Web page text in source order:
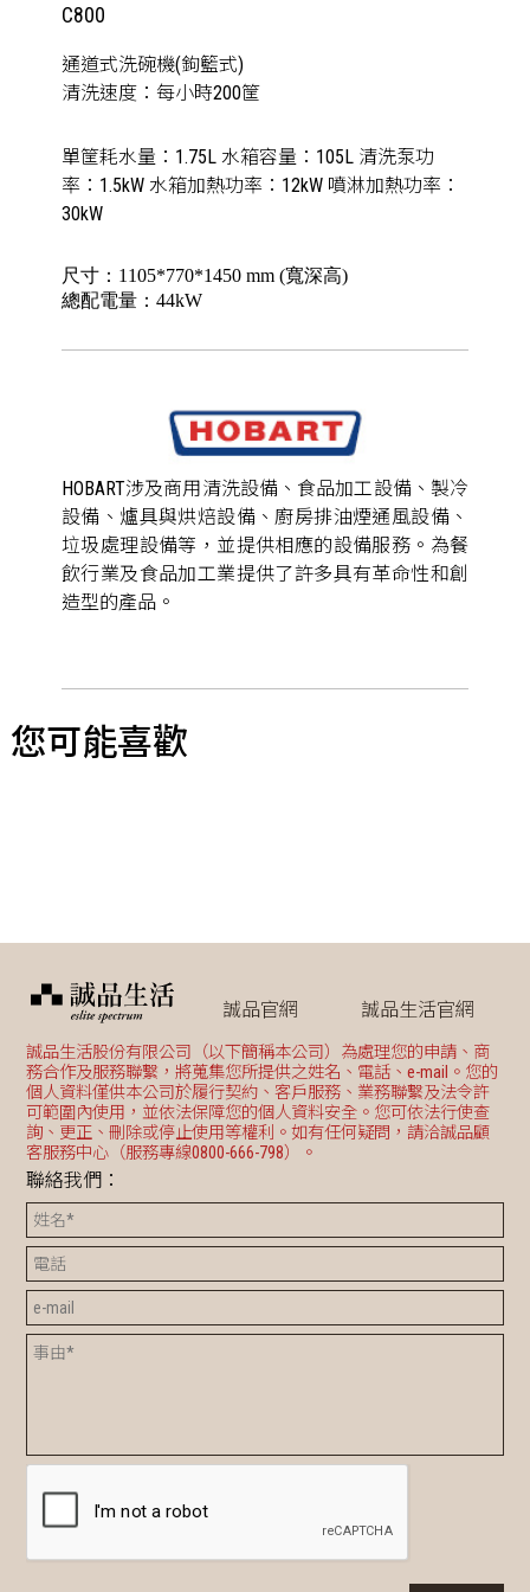
C800
通道式洗碗機(鉤籃式)
清洗速度：每小時200筐
單筐耗水量：1.75L 水箱容量：105L 清洗泵功
率：1.5kW 水箱加熱功率：12kW 噴淋加熱功率：
30kW
尺寸：1105*770*1450 mm (寬深高)
總配電量：44kW
HOBART涉及商用清洗設備、食品加工設備、製冷
設備、爐具與烘焙設備、廚房排油煙通風設備、
垃圾處理設備等，並提供相應的設備服務。為餐
飲行業及食品加工業提供了許多具有革命性和創
造型的產品。
您可能喜歡
誠品官網 誠品生活官網
誠品生活股份有限公司（以下簡稱本公司）為處理您的申請、商
務合作及服務聯繫，將蒐集您所提供之姓名、電話、e-mail。您的
個人資料僅供本公司於履行契約、客戶服務、業務聯繫及法令許
可範圍內使用，並依法保障您的個人資料安全。您可依法行使查
詢、更正、刪除或停止使用等權利。如有任何疑問，請洽誠品顧
客服務中心（服務專線0800-666-798）。
聯絡我們：